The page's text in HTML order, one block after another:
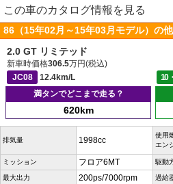
この車のカタログ情報を見る
86（15年02月～15年03月モデル）の
2.0 GT リミテッド
新車時価格306.5万円(税込)
JC08
12.4km/L 10
満タンでどこまで走る？
620km
排気量 1998cc
使用
エン
ミッション フロア6MT 駆動
最大出力 200ps/7000rpm 過給